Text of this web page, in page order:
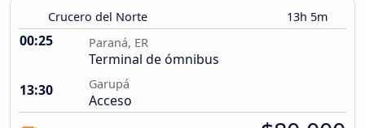
Crucero del Norte 13h 5m
00:25 Paraná, ER
Terminal de ómnibus
13:30
Garupá
Acceso